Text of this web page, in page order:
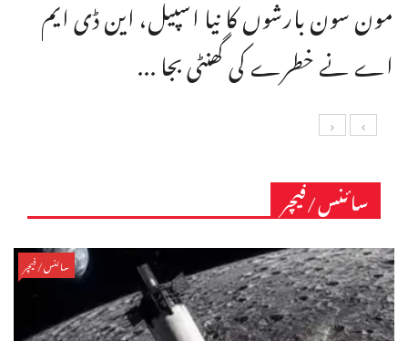
مون سون بارشوں کا نیا اسپیل، این ڈی ایم
اے نے خطرے کی گھنٹی بجا ...
سائنس/فیچر
سائنس/فیچر